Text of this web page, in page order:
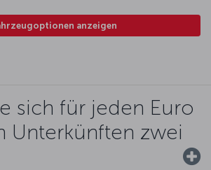
anzeigen
sich für jeden Euro
Unterkünften zwei